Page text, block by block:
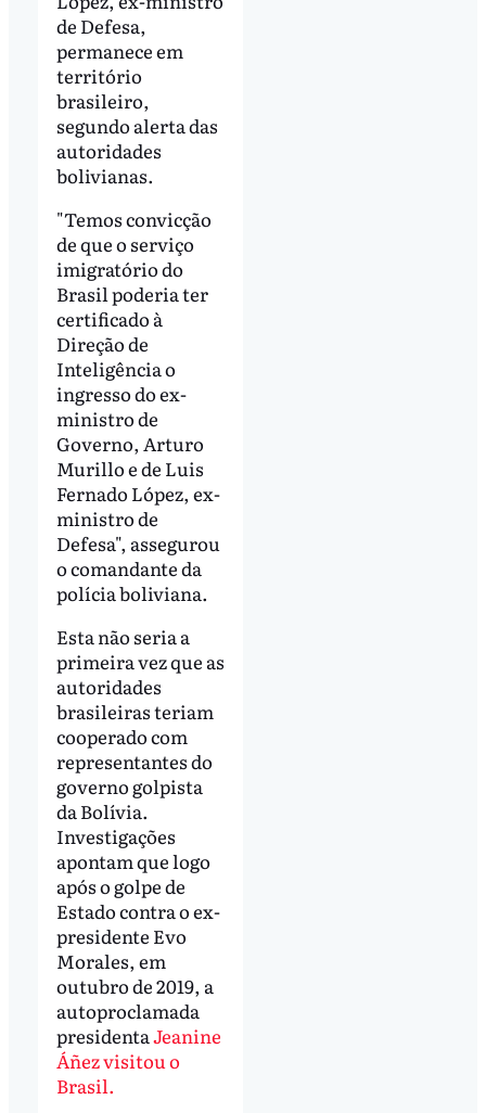
de Defesa,
permanece em
território
brasileiro,
segundo alerta das
autoridades
bolivianas.
"Temos convicção
de que o serviço
imigratório do
Brasil poderia ter
certificado à
Direção de
Inteligência o
ingresso do ex-
ministro de
Governo, Arturo
Murillo e de Luis
Fernado López, ex-
ministro de
Defesa", assegurou
o comandante da
polícia boliviana.
Esta não seria a
primeira vez que as
autoridades
brasileiras teriam
cooperado com
representantes do
governo golpista
da Bolívia.
Investigações
apontam que logo
após o golpe de
Estado contra o ex-
presidente Evo
Morales, em
outubro de 2019, a
autoproclamada
presidentaJeanine
Áñez visitou o
Brasil.